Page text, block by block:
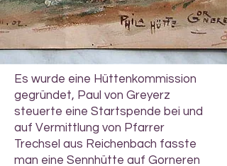
Es wurde eine Hüttenkommission
gegründet, Paul von Greyerz
steuerte eine Startspende bei und
auf Vermittlung von Pfarrer
Trechsel aus Reichenbach fasste
man eine Sennhütte auf Gorneren